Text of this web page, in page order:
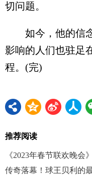
切问题。
如今，他的信念
影响的人们也驻足
程。(完)
推荐阅读
《2023年春节联欢晚会
传奇落幕！球王贝利的